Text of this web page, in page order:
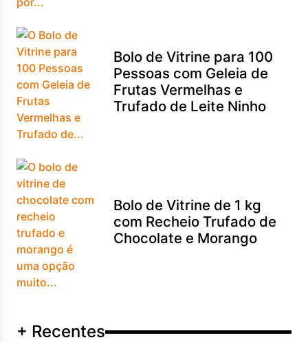
Bolo de Vitrine para 100
Pessoas com Geleia de
Frutas Vermelhas e
Trufado de Leite Ninho
Bolo de Vitrine de 1 kg
com Recheio Trufado de
Chocolate e Morango
+ Recentes